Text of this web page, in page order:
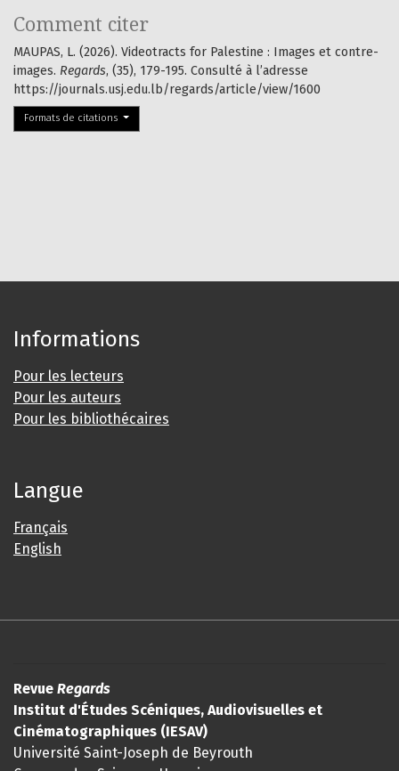
Comment citer
MAUPAS, L. (2026). Videotracts for Palestine : Images et contre-
images. Regards, (35), 179-195. Consulté à l’adresse
https://journals.usj.edu.lb/regards/article/view/1600
Formats de citations
Informations
Pour les lecteurs
Pour les auteurs
Pour les bibliothécaires
Langue
Français
English
Revue Regards
Institut d'Études Scéniques, Audiovisuelles et
Cinématographiques (IESAV)
Université Saint-Joseph de Beyrouth